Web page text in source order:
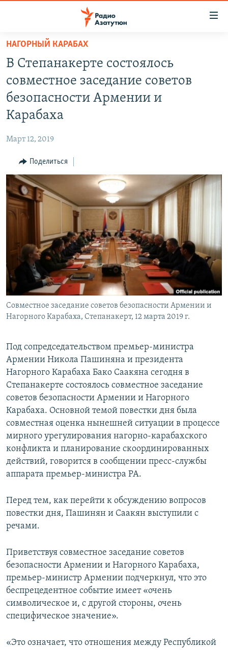
Перейти
основному
содержанию
Перейти
основной
Перейти
поиску
ПОЛИТИКА
ОБЩЕСТВО
РЕГИОН
НАГОРНЫЙ КАРАБАХ
КУЛЬТУРА
СПОРТ
АРХИВ
Հայերեն
English
Русский
Все сайты Радио Азатутюн
НАГОРНЫЙ КАРАБАХ
В Степанакерте состоялось
совместное заседание советов
безопасности Армении и
Карабаха
Март 12, 2019
Поделиться
Совместное заседание советов безопасности Армении и
Нагорного Карабаха, Степанакерт, 12 марта 2019 г.
Под сопредседательством премьер-министра
Армении Никола Пашиняна и президента
Нагорного Карабаха Бако Саакяна сегодня в
Степанакерте состоялось совместное заседание
советов безопасности Армении и Нагорного
Карабаха. Основной темой повестки дня была
совместная оценка нынешней ситуации в процессе
мирного урегулирования нагорно-карабахского
конфликта и планирование скоординированных
действий, говорится в сообщении пресс-службы
аппарата премьер-министра РА.
Перед тем, как перейти к обсуждению вопросов
повестки дня, Пашинян и Саакян выступили с
речами.
Приветствуя совместное заседание советов
безопасности Армении и Нагорного Карабаха,
премьер-министр Армении подчеркнул, что это
беспрецедентное событие имеет «очень
символическое и, с другой стороны, очень
специфическое значение».
«Это означает, что отношения между Республикой